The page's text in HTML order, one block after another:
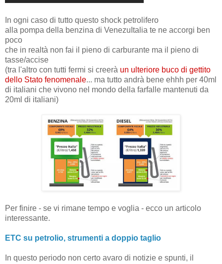
In ogni caso di tutto questo shock petrolifero
alla pompa della benzina di VenezuItalia te ne accorgi ben
poco
che in realtà non fai il pieno di carburante ma il pieno di
tasse/accise
(tra l'altro con tutti fermi si creerà un ulteriore buco di gettito
dello Stato fenomenale... ma tutto andrà bene ehhh per 40ml
di italiani che vivono nel mondo della farfalle mantenuti da
20ml di italiani)
Per finire - se vi rimane tempo e voglia - ecco un articolo
interessante.
ETC su petrolio, strumenti a doppio taglio
In questo periodo non certo avaro di notizie e spunti, il